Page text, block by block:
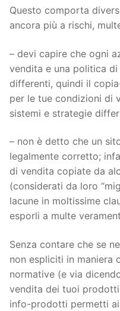
Questo comporta
ancora più a rischi,
– devi capire che ogni
vendita e una politica
differenti, quindi il
per le tue condizioni di
sistemi e strategie
– non è detto che un
legalmente corretto;
di vendita copiate da
(considerati da loro
lacune in moltissime
esporli a multe
Senza contare che se
non espliciti in maniera
normative (e via
vendita dei tuoi
info-prodotti permetti